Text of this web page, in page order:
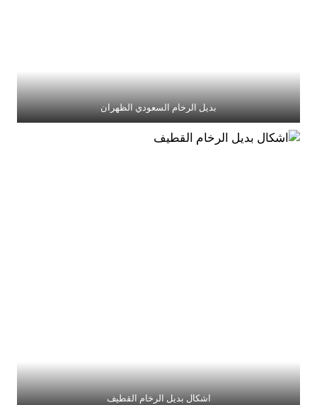
بديل الرخام السعودي الظهران
اشكال بديل الرخام القطيف